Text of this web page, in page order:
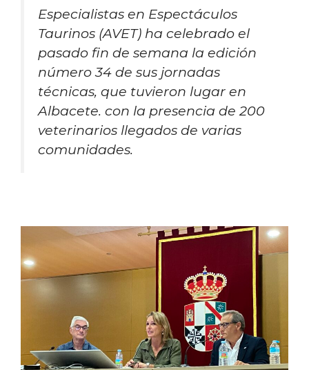
Especialistas en Espectáculos
Taurinos (AVET) ha celebrado el
pasado fin de semana la edición
número 34 de sus jornadas
técnicas, que tuvieron lugar en
Albacete. con la presencia de 200
veterinarios llegados de varias
comunidades.